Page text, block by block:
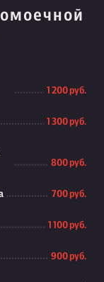
1 200 руб.
1 300 руб.
800 руб.
700 руб.
1 100 руб.
900 руб.